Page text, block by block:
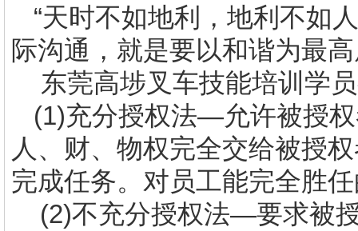
“天时不如地利，地利不如
际沟通，就是要以和谐为最
东莞高埗叉车技能培训 学员
(1)充分授权法—允许被授
人、财、物权完全交给被授
完成任务。对员工能完全胜
(2)不充分授权法—要求被